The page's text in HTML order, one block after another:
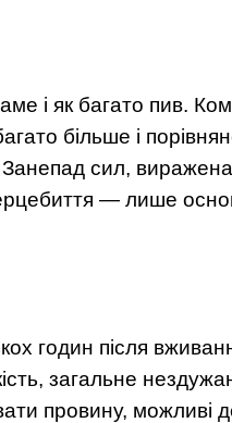
і як багато пив.
більше і
Занепад сил,
— лише
годин після
загальне
провину, можливі